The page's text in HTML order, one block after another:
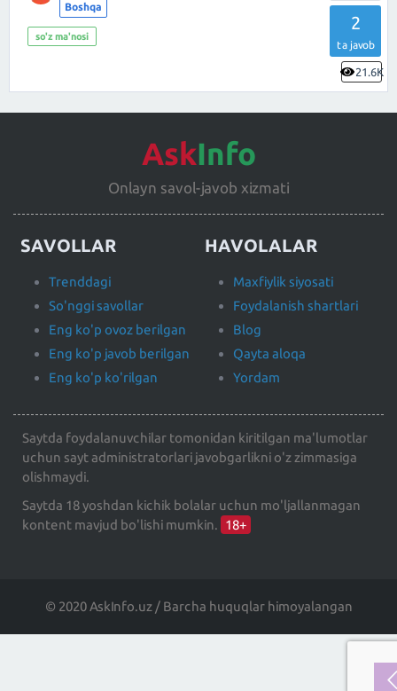
2
ta javob
21.6K
Boshqa
so'z ma'nosi
AskInfo
Onlayn savol-javob xizmati
SAVOLLAR
Trenddagi
So'nggi savollar
Eng ko'p ovoz berilgan
Eng ko'p javob berilgan
Eng ko'p ko'rilgan
HAVOLALAR
Maxfiylik siyosati
Foydalanish shartlari
Blog
Qayta aloqa
Yordam
Saytda foydalanuvchilar tomonidan kiritilgan ma'lumotlar
uchun sayt administratorlari javobgarlikni o'z zimmasiga
olishmaydi.
Saytda 18 yoshdan kichik bolalar uchun mo'ljallanmagan
kontent mavjud bo'lishi mumkin. 18+
© 2020 AskInfo.uz / Barcha huquqlar himoyalangan